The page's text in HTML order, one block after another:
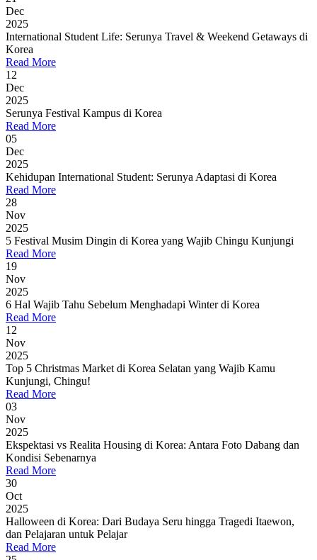
Dec
2025
International Student Life: Serunya Travel & Weekend Getaways di
Korea
Read More
12
Dec
2025
Serunya Festival Kampus di Korea
Read More
05
Dec
2025
Kehidupan International Student: Serunya Adaptasi di Korea
Read More
28
Nov
2025
5 Festival Musim Dingin di Korea yang Wajib Chingu Kunjungi
Read More
19
Nov
2025
6 Hal Wajib Tahu Sebelum Menghadapi Winter di Korea
Read More
12
Nov
2025
Top 5 Christmas Market di Korea Selatan yang Wajib Kamu
Kunjungi, Chingu!
Read More
03
Nov
2025
Ekspektasi vs Realita Housing di Korea: Antara Foto Dabang dan
Kondisi Sebenarnya
Read More
30
Oct
2025
Halloween di Korea: Dari Budaya Seru hingga Tragedi Itaewon,
dan Pelajaran untuk Pelajar
Read More